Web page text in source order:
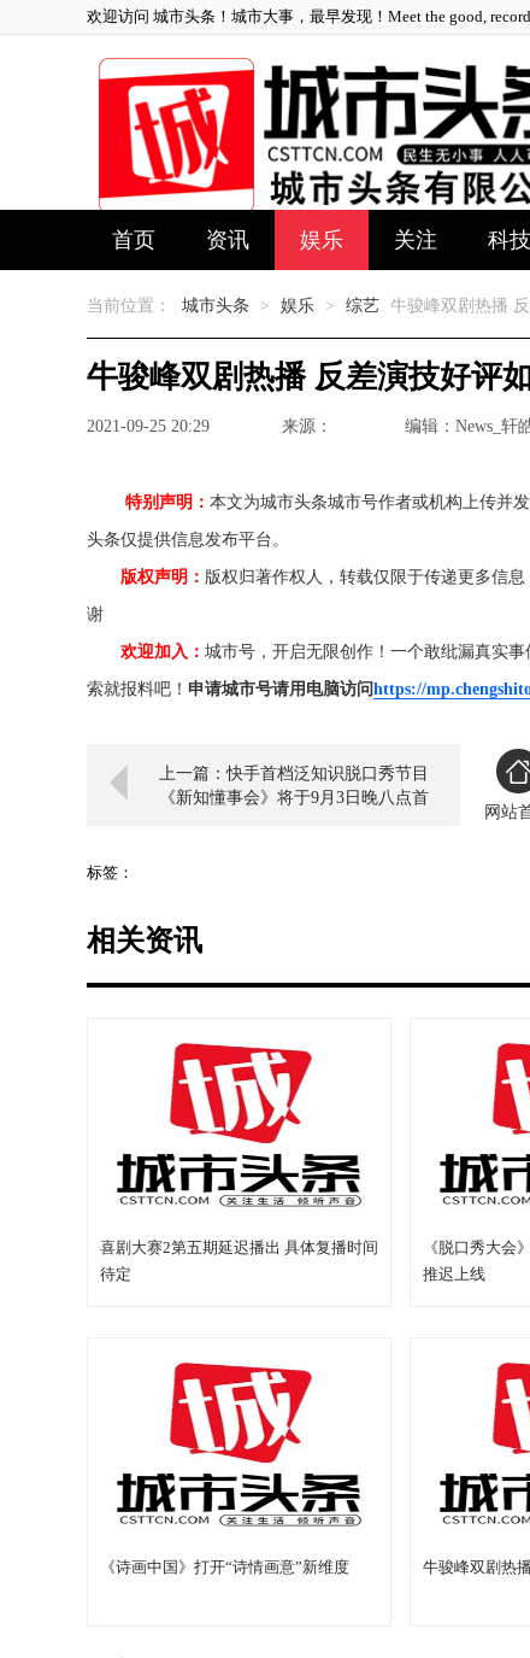
欢迎访问 城市头条！城市大事，最早发现！Meet the good,
首页 资讯 娱乐 关注 科技
当前位置： 城市头条 > 娱乐 > 综艺 牛骏峰双剧热播
牛骏峰双剧热播 反差演技好评
2021-09-25 20:29 来源： 编辑：News_轩
特别声明： 本文为城市头条城市号作者或机构上传并
头条仅提供信息发布平台。
版权声明： 版权归著作权人，转载仅限于传递更多信
谢
欢迎加入： 城市号，开启无限创作！一个敢纰漏真实
索就报料吧！ 申请城市号请用电脑访问https://
上一篇：快手首档泛知识脱口秀节目
《新知懂事会》将于9月3日晚八点首
网站
标签：
相关资讯
喜剧大赛2第五期延迟播出 具体复播时间
待定
《脱口秀大会
推迟上线
《诗画中国》打开“诗情画意”新维度 牛骏峰双剧热